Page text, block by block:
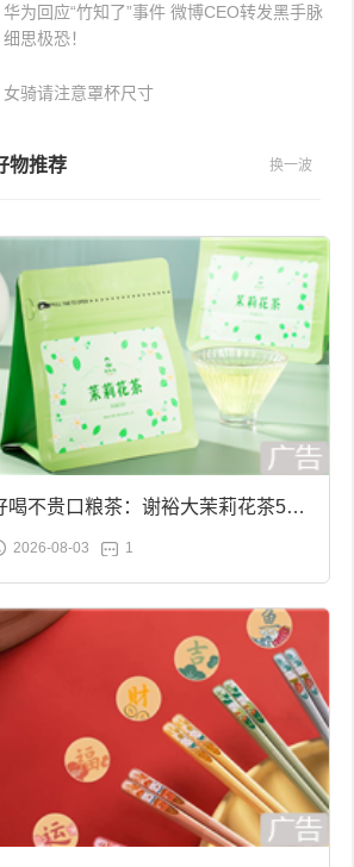
华为回应“竹知了”事件 微博CEO转发黑手脉
思极恐！
女骑请注意罩杯尺寸
物推荐 换一波
喝不贵口粮茶：谢裕大茉莉花茶50g
装9.9元到手
2026-08-03 1